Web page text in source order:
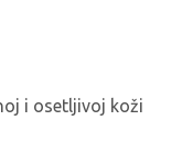
i osetljivoj koži